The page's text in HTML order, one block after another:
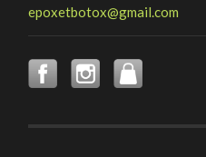
epoxetbotox@gmail.com